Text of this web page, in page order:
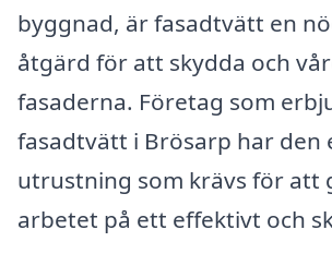
byggnad, är fasadtvätt en
åtgärd för att skydda och
fasaderna. Företag som
fasadtvätt i Brösarp har den
utrustning som krävs för att
arbetet på ett effektivt och